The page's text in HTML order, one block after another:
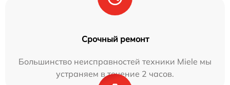
Срочный ремонт
Большинство неисправностей техники Miele мы
устраняем в течение 2 часов.